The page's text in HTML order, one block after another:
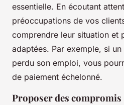
essentielle. En écoutant
préoccupations de vos
comprendre leur situation et
adaptées. Par exemple, si
perdu son emploi, vous
de paiement échelonné.
Proposer des compromis